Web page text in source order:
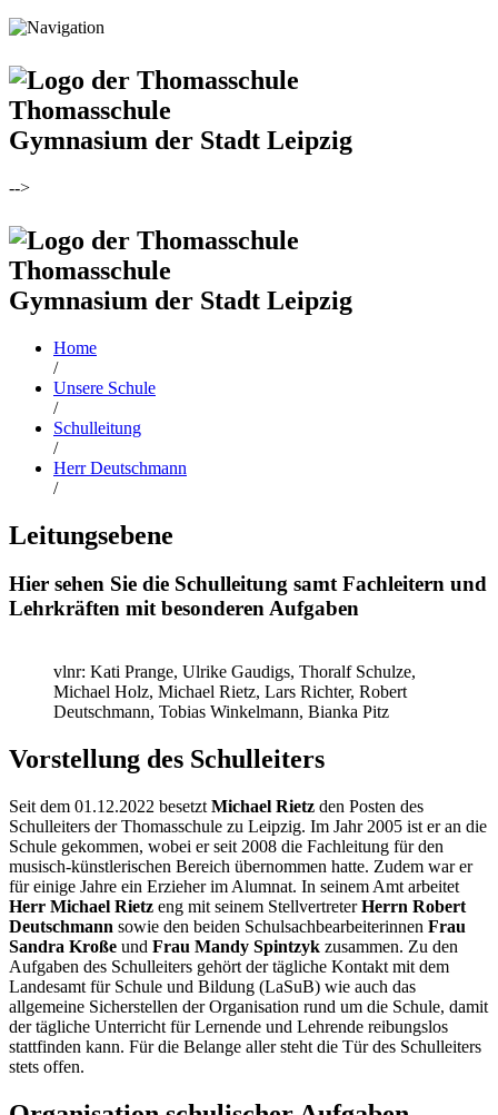
Thomasschule
Gymnasium der Stadt Leipzig
-->
Thomasschule
Gymnasium der Stadt Leipzig
Home
/
Unsere Schule
/
Schulleitung
/
Herr Deutschmann
/
Leitungsebene
Hier sehen Sie die Schulleitung samt Fachleitern und
Lehrkräften mit besonderen Aufgaben
vlnr: Kati Prange, Ulrike Gaudigs, Thoralf Schulze,
Michael Holz, Michael Rietz, Lars Richter, Robert
Deutschmann, Tobias Winkelmann, Bianka Pitz
Vorstellung des Schulleiters
Seit dem 01.12.2022 besetzt Michael Rietz den Posten des
Schulleiters der Thomasschule zu Leipzig. Im Jahr 2005 ist er an die
Schule gekommen, wobei er seit 2008 die Fachleitung für den
musisch-künstlerischen Bereich übernommen hatte. Zudem war er
für einige Jahre ein Erzieher im Alumnat. In seinem Amt arbeitet
Herr Michael Rietz eng mit seinem StellvertreterHerrn Robert
Deutschmann sowie den beiden Schulsachbearbeiterinnen Frau
Sandra Kroße und Frau Mandy Spintzyk zusammen. Zu den
Aufgaben des Schulleiters gehört der tägliche Kontakt mit dem
Landesamt für Schule und Bildung (LaSuB) wie auch das
allgemeine Sicherstellen der Organisation rund um die Schule, damit
der tägliche Unterricht für Lernende und Lehrende reibungslos
stattfinden kann. Für die Belange aller steht die Tür des Schulleiters
stets offen.